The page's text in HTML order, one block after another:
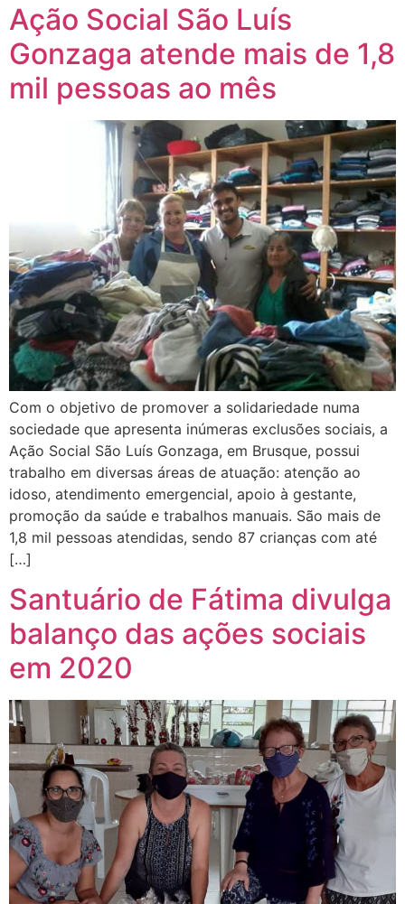
Ação Social São Luís
Gonzaga atende mais de 1,8
mil pessoas ao mês
Com o objetivo de promover a solidariedade numa
sociedade que apresenta inúmeras exclusões sociais, a
Ação Social São Luís Gonzaga, em Brusque, possui
trabalho em diversas áreas de atuação: atenção ao
idoso, atendimento emergencial, apoio à gestante,
promoção da saúde e trabalhos manuais. São mais de
1,8 mil pessoas atendidas, sendo 87 crianças com até
[…]
Santuário de Fátima divulga
balanço das ações sociais
em 2020